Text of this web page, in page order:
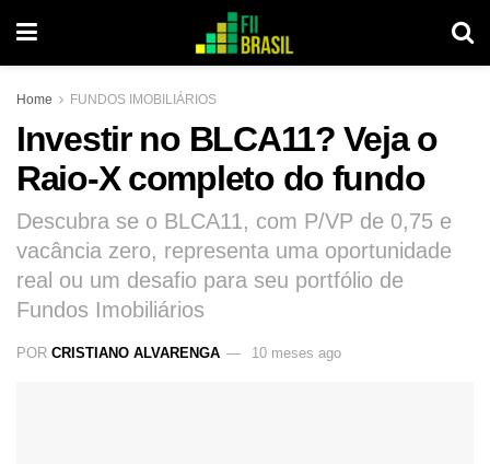
Home FUNDOS IMOBILIÁRIOS
Investir no BLCA11? Veja o
Raio-X completo do fundo
Descubra se o BLCA11, com P/VP de 0,75 e
vacância zero, representa uma oportunidade
real ou um desafio para seu portfólio de
Fundos Imobiliários
POR CRISTIANO ALVARENGA 10 meses ago